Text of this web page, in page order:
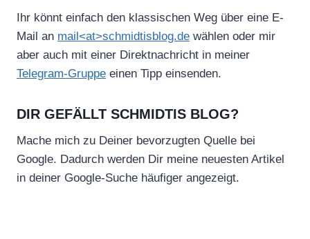
Ihr könnt einfach den klassischen Weg über eine E-
Mail an mail<at>schmidtisblog.de wählen oder mir
aber auch mit einer Direktnachricht in meiner
Telegram-Gruppe einen Tipp einsenden.
DIR GEFÄLLT SCHMIDTIS BLOG?
Mache mich zu Deiner bevorzugten Quelle bei
Google. Dadurch werden Dir meine neuesten Artikel
in deiner Google-Suche häufiger angezeigt.